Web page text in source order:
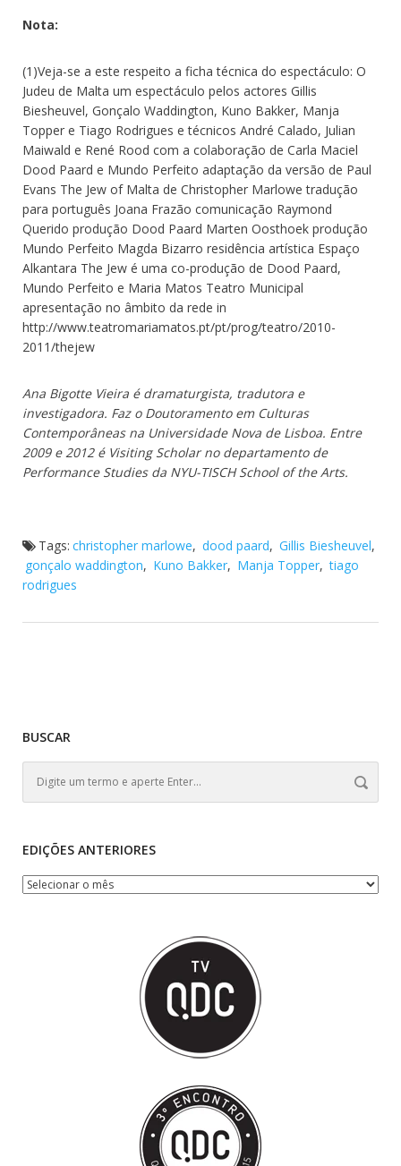
Nota:
(1)Veja-se a este respeito a ficha técnica do espectáculo: O
Judeu de Malta um espectáculo pelos actores Gillis
Biesheuvel, Gonçalo Waddington, Kuno Bakker, Manja
Topper e Tiago Rodrigues e técnicos André Calado, Julian
Maiwald e René Rood com a colaboração de Carla Maciel
Dood Paard e Mundo Perfeito adaptação da versão de Paul
Evans The Jew of Malta de Christopher Marlowe tradução
para português Joana Frazão comunicação Raymond
Querido produção Dood Paard Marten Oosthoek produção
Mundo Perfeito Magda Bizarro residência artística Espaço
Alkantara The Jew é uma co-produção de Dood Paard,
Mundo Perfeito e Maria Matos Teatro Municipal
apresentação no âmbito da rede in
http://www.teatromariamatos.pt/pt/prog/teatro/2010-
2011/thejew
Ana Bigotte Vieira é dramaturgista, tradutora e
investigadora. Faz o Doutoramento em Culturas
Contemporâneas na Universidade Nova de Lisboa. Entre
2009 e 2012 é Visiting Scholar no departamento de
Performance Studies da NYU-TISCH School of the Arts.
Tags: christopher marlowe, dood paard, Gillis Biesheuvel,
gonçalo waddington, Kuno Bakker, Manja Topper, tiago
rodrigues
BUSCAR
EDIÇÕES ANTERIORES